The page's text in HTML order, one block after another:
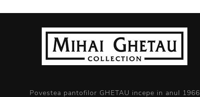
Povestea pantofilor GHETAU incepe in anul 1966